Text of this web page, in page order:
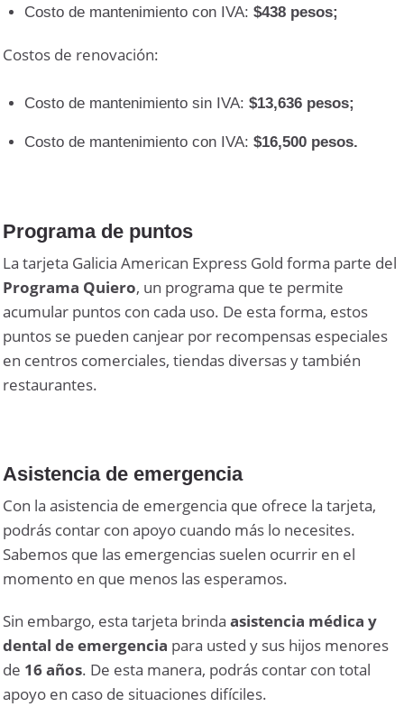
Costo de mantenimiento con IVA:$438 pesos;
Costos de renovación:
Costo de mantenimiento sin IVA:$13,636 pesos;
Costo de mantenimiento con IVA:$16,500 pesos.
Programa de puntos
La tarjeta Galicia American Express Gold forma parte del
Programa Quiero, un programa que te permite
acumular puntos con cada uso. De esta forma, estos
puntos se pueden canjear por recompensas especiales
en centros comerciales, tiendas diversas y también
restaurantes.
Asistencia de emergencia
Con la asistencia de emergencia que ofrece la tarjeta,
podrás contar con apoyo cuando más lo necesites.
Sabemos que las emergencias suelen ocurrir en el
momento en que menos las esperamos.
Sin embargo, esta tarjeta brinda asistencia médica y
dental de emergencia para usted y sus hijos menores
de 16 años. De esta manera, podrás contar con total
apoyo en caso de situaciones difíciles.